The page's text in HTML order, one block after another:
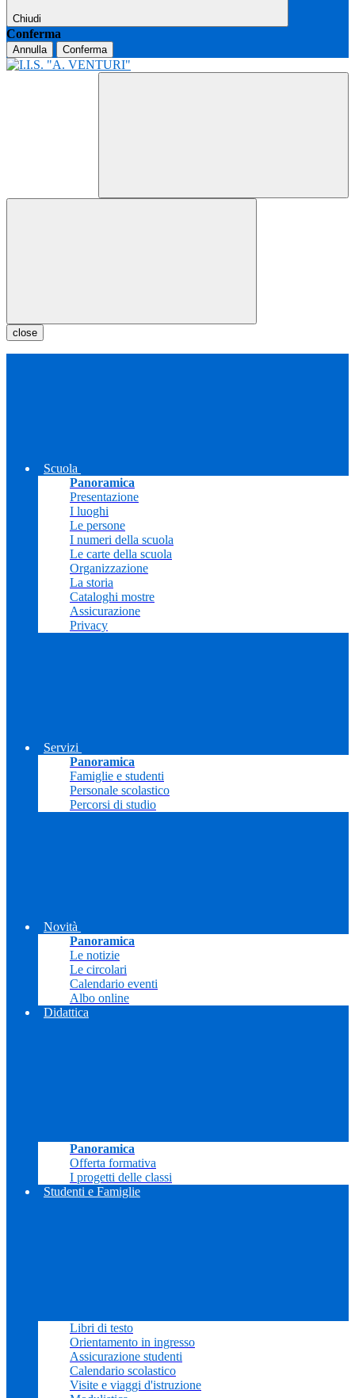
Chiudi
Conferma
Annulla Conferma
close
Scuola
Panoramica
Presentazione
I luoghi
Le persone
I numeri della scuola
Le carte della scuola
Organizzazione
La storia
Cataloghi mostre
Assicurazione
Privacy
Servizi
Panoramica
Famiglie e studenti
Personale scolastico
Percorsi di studio
Novità
Panoramica
Le notizie
Le circolari
Calendario eventi
Albo online
Didattica
Panoramica
Offerta formativa
I progetti delle classi
Studenti e Famiglie
Libri di testo
Orientamento in ingresso
Assicurazione studenti
Calendario scolastico
Visite e viaggi d'istruzione